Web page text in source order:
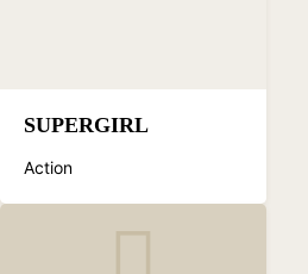
SUPERGIRL
Action